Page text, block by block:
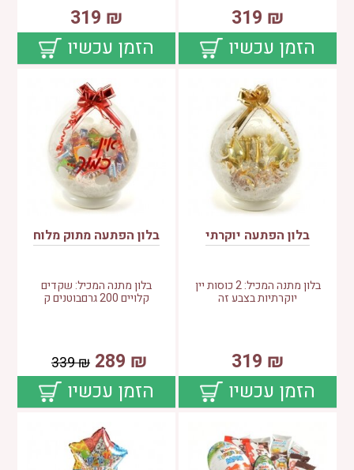
₪
319
הזמן עכשיו
₪
319
הזמן עכשיו
בלון הפתעה יוקרתי
בלון מתנה המכיל: 2 כוסות יין
יוקרתיות בצבע זה
₪
319
הזמן עכשיו
בלון הפתעה מתוק מלוח
בלון מתנה המכיל: שקדים
קלויים 200 גרםבוטנים ק
₪
289
₪
339
הזמן עכשיו